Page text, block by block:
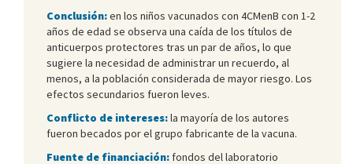
Conclusión:en los niños vacunados con 4CMenB con 1-2
años de edad se observa una caída de los títulos de
anticuerpos protectores tras un par de años, lo que
sugiere la necesidad de administrar un recuerdo, al
menos, a la población considerada de mayor riesgo. Los
efectos secundarios fueron leves.
Conflicto de intereses:la mayoría de los autores
fueron becados por el grupo fabricante de la vacuna.
Fuente de financiación: fondos del laboratorio